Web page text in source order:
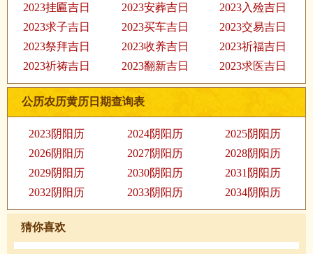
2023挂匾吉日
2023安葬吉日
2023入殓吉日
2023求子吉日
2023买车吉日
2023交易吉日
2023祭拜吉日
2023收养吉日
2023祈福吉日
2023祈祷吉日
2023翻新吉日 2023求医吉日
公历农历黄历日期查询表
2023阴阳历 2024阴阳历
2025阴阳历
2026阴阳历
2027阴阳历
2028阴阳历
2029阴阳历
2030阴阳历
2031阴阳历
2032阴阳历
2033阴阳历 2034阴阳历
猜你喜欢